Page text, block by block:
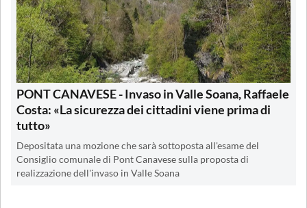
PONT CANAVESE - Invaso in Valle Soana, Raffaele
Costa: «La sicurezza dei cittadini viene prima di
tutto»
Depositata una mozione che sarà sottoposta all'esame del
Consiglio comunale di Pont Canavese sulla proposta di
realizzazione dell'invaso in Valle Soana